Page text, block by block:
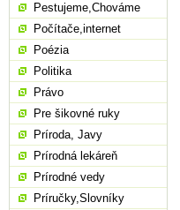
Pestujeme,Chováme
Počítače,internet
Poézia
Politika
Právo
Pre šikovné ruky
Príroda, Javy
Prírodná lekáreň
Prírodné vedy
Príručky,Slovníky